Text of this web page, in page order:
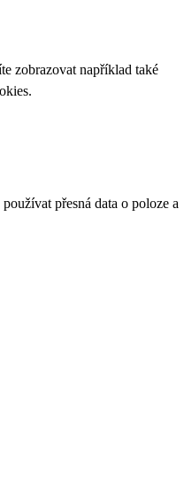
zobrazovat například také
.
přesná data o poloze a